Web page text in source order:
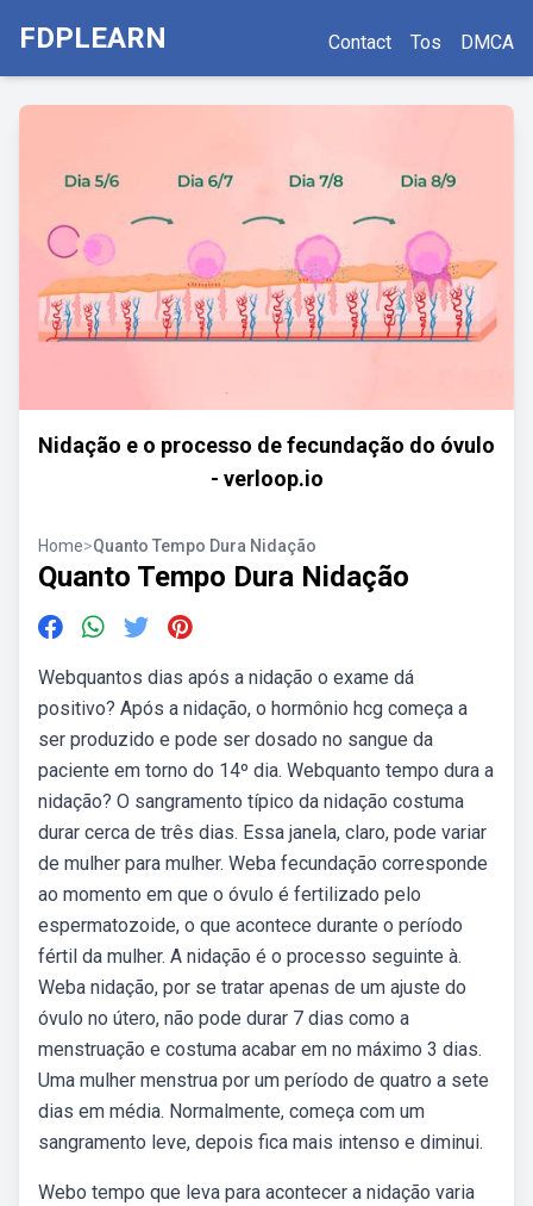
FDPLEARN Contact Tos DMCA
Nidação e o processo de fecundação do óvulo
- verloop.io
Home>Quanto Tempo Dura Nidação
Quanto Tempo Dura Nidação
Webquantos dias após a nidação o exame dá
positivo? Após a nidação, o hormônio hcg começa a
ser produzido e pode ser dosado no sangue da
paciente em torno do 14º dia. Webquanto tempo dura a
nidação? O sangramento típico da nidação costuma
durar cerca de três dias. Essa janela, claro, pode variar
de mulher para mulher. Weba fecundação corresponde
ao momento em que o óvulo é fertilizado pelo
espermatozoide, o que acontece durante o período
fértil da mulher. A nidação é o processo seguinte à.
Weba nidação, por se tratar apenas de um ajuste do
óvulo no útero, não pode durar 7 dias como a
menstruação e costuma acabar em no máximo 3 dias.
Uma mulher menstrua por um período de quatro a sete
dias em média. Normalmente, começa com um
sangramento leve, depois fica mais intenso e diminui.
Webo tempo que leva para acontecer a nidação varia